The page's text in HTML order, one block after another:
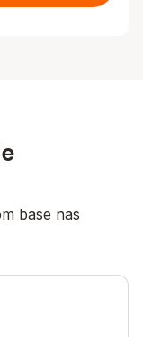
base nas